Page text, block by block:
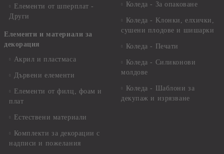
Елементи от шперплат -
Други
Елементи и материали за
декорация
Акрил и пластмаса
Дървени елементи
Елементи от филц, фоам и
плат
Естествени материали
Комплекти за декорации с
надписи и пожелания
Коледа - За опаковане
Коледа - Kлонки, елхички,
сушени плодове и шишарки
Коледа - Печати
Коледа - Силиконови
молдове
Коледа - Шаблони за
декупаж и изрязване